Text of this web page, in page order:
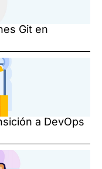
Git en
a DevOps